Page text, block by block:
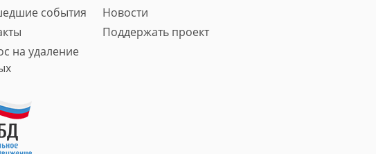
события
Новости
Поддержать проект
на удаление